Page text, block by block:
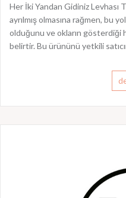
Her İki Yandan Gidiniz Levhası
ayrılmış olmasına rağmen, bu
olduğunu ve okların gösterdiği
belirtir. Bu ürününü yetkili